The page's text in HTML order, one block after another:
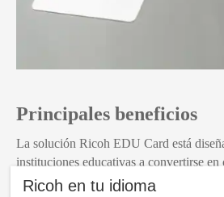
Ricoh en tu idioma
Principales beneficios
La solución Ricoh EDU Card está
instituciones educativas a convertirse en
modernos, con políticas BYOD,